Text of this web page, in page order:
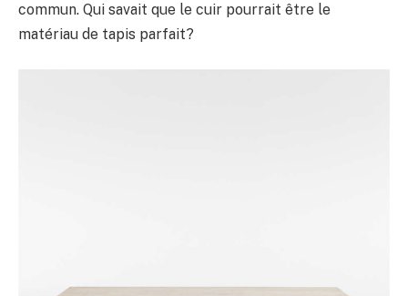
commun. Qui savait que le cuir pourrait être le
matériau de tapis parfait?